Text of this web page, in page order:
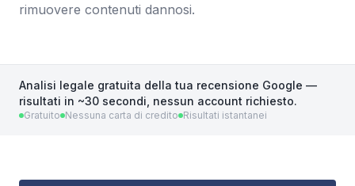
rimuovere contenuti dannosi.
Analisi legale gratuita della tua recensione Google —
risultati in ~30 secondi, nessun account richiesto.
Gratuito Nessuna carta di credito Risultati istantanei